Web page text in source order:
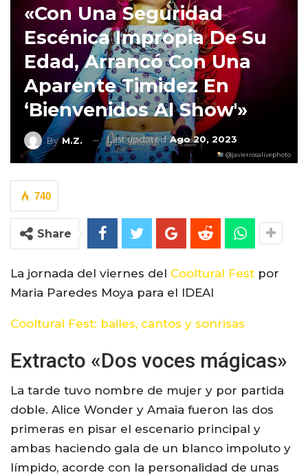
«Con Una Seguridad
Escénica Impropia De Su
Edad, Arrancó Con Una
Aparente Timidez En
‘Bienvenidos Al Show'»
ByM.Z. Last updatedAgo 20, 2023
@javierrosalivephoto
740
Share
La jornada del viernes del Cooltural Fest por
Maria Paredes Moya para el IDEAl
Cooltural Fest: bailes, cantos y sonrisas
Extracto «Dos voces mágicas»
La tarde tuvo nombre de mujer y por partida
doble. Alice Wonder y Amaia fueron las dos
primeras en pisar el escenario principal y
ambas haciendo gala de un blanco impoluto y
límpido, acorde con la personalidad de unas